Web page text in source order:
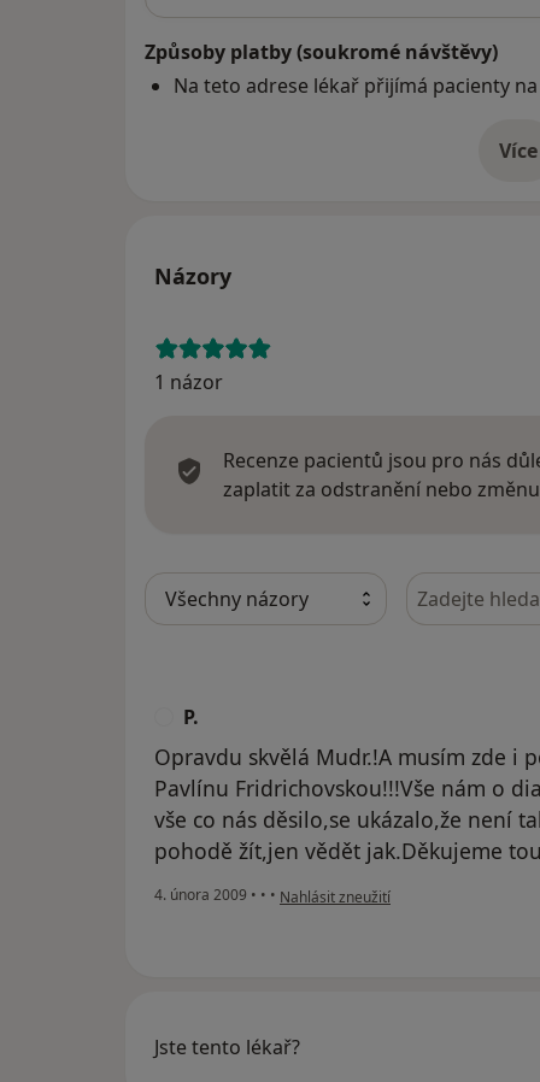
Způsoby platby (soukromé návštěvy)
Na teto adrese lékař přijímá pacienty
Více
o
Názory
1 názor
Recenze pacientů jsou pro nás
zaplatit za odstranění nebo
Hledejte v
P.
Opravdu skvělá Mudr.!A musím zde i
Pavlínu Fridrichovskou!!!Vše nám o
vše co nás děsilo,se ukázalo,že není
pohodě žít,jen vědět jak.Děkujeme
4. února 2009 • • • podle názoru uživatele P.
Nahlásit zneužití
Jste tento lékař?